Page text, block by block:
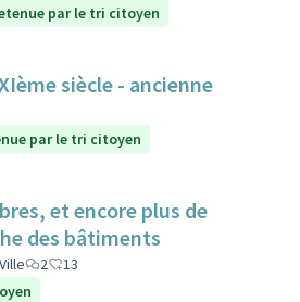
par le tri citoyen
siècle - ancienne
par le tri citoyen
et encore plus de
des bâtiments
2
13